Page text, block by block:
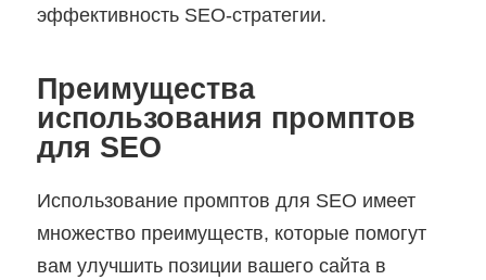
эффективность SEO-стратегии.
Преимущества
использования промптов
для SEO
Использование промптов для SEO имеет
множество преимуществ, которые помогут
вам улучшить позиции вашего сайта в